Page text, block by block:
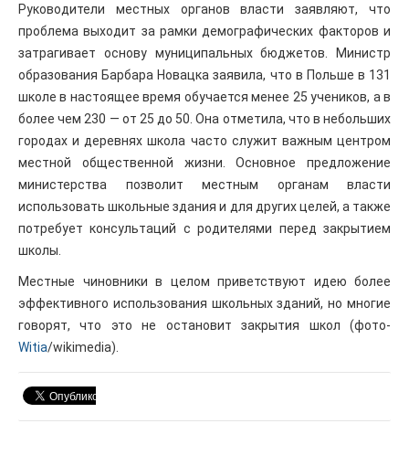
Руководители местных органов власти заявляют, что
проблема выходит за рамки демографических факторов и
затрагивает основу муниципальных бюджетов. Министр
образования Барбара Новацка заявила, что в Польше в 131
школе в настоящее время обучается менее 25 учеников, а в
более чем 230 — от 25 до 50. Она отметила, что в небольших
городах и деревнях школа часто служит важным центром
местной общественной жизни. Основное предложение
министерства позволит местным органам власти
использовать школьные здания и для других целей, а также
потребует консультаций с родителями перед закрытием
школы.
Местные чиновники в целом приветствуют идею более
эффективного использования школьных зданий, но многие
говорят, что это не остановит закрытия школ (фото-
Witia/wikimedia).